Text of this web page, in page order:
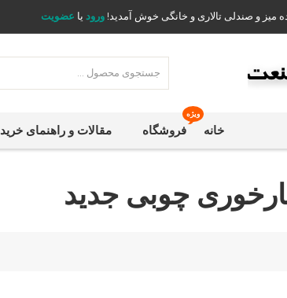
میز و صندلی تالاری و خانگی خوش آمدید! ورود یا عضویت
خانه فروشگاه
ویژه
مقالات و راهنمای خرید
چوبی جدید